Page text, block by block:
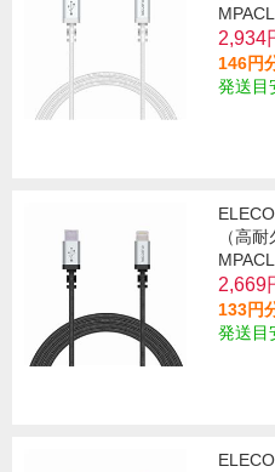
2,934
146円
発送目
（高
2,669
133円
発送目